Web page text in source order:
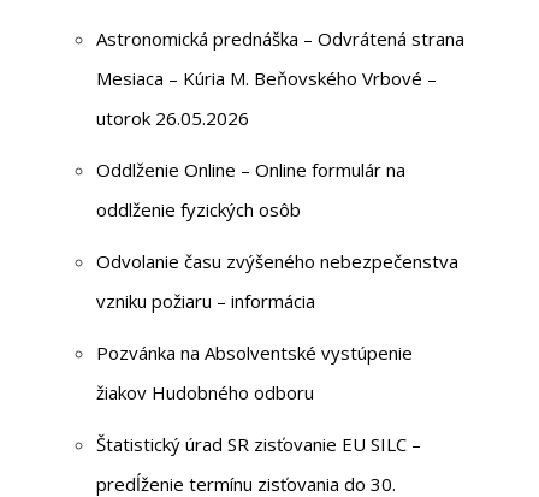
Astronomická prednáška – Odvrátená strana
Mesiaca – Kúria M. Beňovského Vrbové –
utorok 26.05.2026
Oddlženie Online – Online formulár na
oddlženie fyzických osôb
Odvolanie času zvýšeného nebezpečenstva
vzniku požiaru – informácia
Pozvánka na Absolventské vystúpenie
žiakov Hudobného odboru
Štatistický úrad SR zisťovanie EU SILC –
predĺženie termínu zisťovania do 30.